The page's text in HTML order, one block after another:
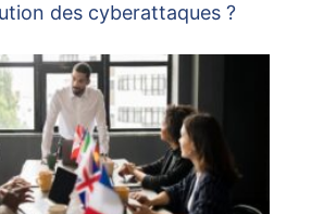
des cyberattaques ?